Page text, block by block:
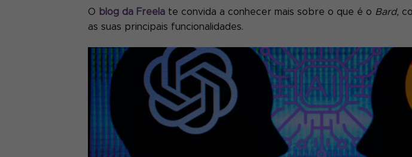
O blog da Freela te convida a conhecer mais sobre o que é o Bard,
as suas principais funcionalidades.